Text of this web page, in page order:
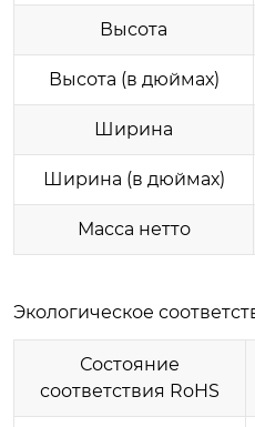
Высота
Высота (в дюймах)
Ширина
Ширина (в дюймах)
Масса нетто
Экологическое
Состояние
соответствия RoHS